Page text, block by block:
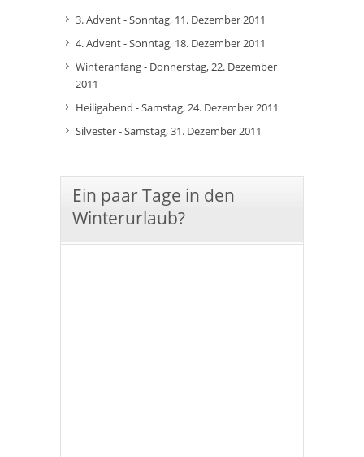
3. Advent - Sonntag, 11. Dezember 2011
4. Advent - Sonntag, 18. Dezember 2011
Winteranfang - Donnerstag, 22. Dezember
2011
Heiligabend - Samstag, 24. Dezember 2011
Silvester - Samstag, 31. Dezember 2011
Ein paar Tage in den
Winterurlaub?